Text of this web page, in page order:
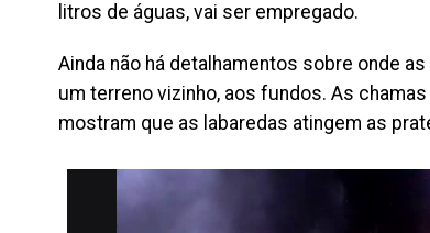
litros de águas, vai ser empregado.
Ainda não há detalhamentos sobre onde
um terreno vizinho, aos fundos. As
mostram que as labaredas atingem as